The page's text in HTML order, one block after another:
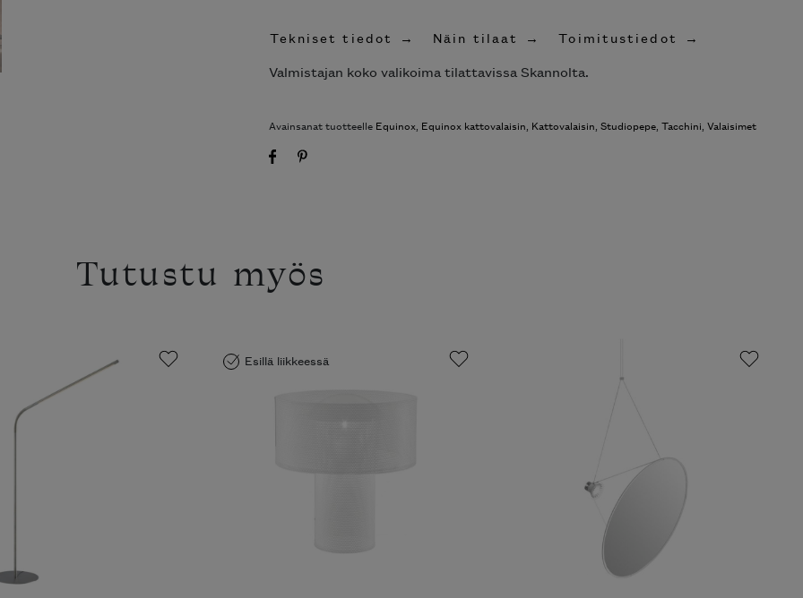
Tekniset tiedot Näin tilaat
Toimitustiedot
Valmistajan koko valikoima tilattavissa Skannolta.
Avainsanat tuotteelle Equinox, Equinox kattovalaisin, Kattovalaisin, Studiopepe, Tacchini, Valaisimet
Tutustu myös
Esillä liikkeessä